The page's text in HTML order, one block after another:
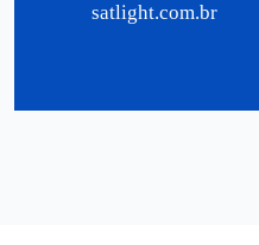
satlight.com.br